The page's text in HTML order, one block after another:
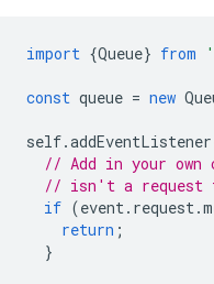
import {Queue} from
const queue = new
self.addEventListener
// Add in your
// isn't a request
if (event. request.
return ;
}